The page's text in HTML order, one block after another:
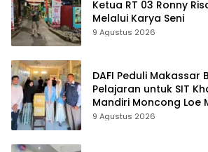
Ketua RT 03 Ronny
Melalui Karya Seni
9 Agustus 2026
DAFI Peduli Makassar
Pelajaran untuk SIT
Mandiri Moncong Loe
9 Agustus 2026